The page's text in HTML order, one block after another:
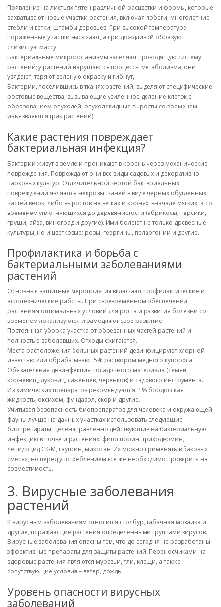
Появление на листьях пятен различной расцветки и формы, которые
захватывают новые участки растения, включая побеги, многолетние
стебли и ветки, штамбы деревьев. При высокой температуре
пораженные участки высыхают, а при дождливой образуют
слизистую массу,
Бактериальные микроорганизмы заселяют проводящую систему
растений; у растений нарушаются процессы метаболизма, они
увядают, теряют зеленую окраску и гибнут,
Бактерии, поселившись в тканях растений, выделяют специфические
ростовые вещества, вызывающие усиленное деление клеток с
образованием опухолей; опухолевидные выросты со временем
изъязвляются (рак растений).
Какие растения повреждает
бактериальная инфекция?
Бактерии живут в земле и проникают в корень через механические
повреждения. Повреждают они все виды садовых и декоративно-
парковых культур. Отличительной чертой бактериальных
повреждений являются некрозы тканей в виде черных обугленных
частей веток, либо выростов на ветках и корнях, вначале мягких, а со
временем уплотняющихся до деревянистости (абрикосы, персики,
груши, айва, виноград и другие). Ими болеют не только древесные
культуры, но и цветковые: розы, георгины, пеларгонии и другие.
Профилактика и борьба с
бактериальными заболеваниями
растений
Основные защитные мероприятия включают профилактические и
агротехнические работы. При своевременном обеспечении
растениям оптимальных условий для роста и развития болезни со
временем локализуются и замедляют свое развитие.
Постоянная уборка участка от обрезанных частей растений и
полностью заболевших. Отходы сжигаются.
Места расположения больных растений дезинфицируют хлорной
известью или обрабатывают 5% раствором медного купороса.
Обязательная дезинфекция посадочного материала (семян,
корневищ, луковиц, саженцев, черенков) и садового инструмента.
Из химических препаратов рекомендуются: 1% бордосская
жидкость, оксихом, фундазол, скор и другие.
Учитывая безопасность биопрепаратов для человека и окружающей
фауны лучше на дачных участках использовать следующие
биопрепараты, целенаправленно действующие на бактериальную
инфекцию в почве и растениях: фитоспорин, триходермин,
лепидоцид СК-М, гаупсин, микосан. Их можно применять в баковых
смесях, но перед употреблением все же необходимо проверить на
совместимость.
3. Вирусные заболевания
растений
К вирусным заболеваниям относится столбур, табачная мозаика и
другие, поражающие растения определенными группами вирусов.
Вирусные заболевания опасны тем, что до сегодня не разработаны
эффективные препараты для защиты растений. Переносчиками на
здоровые растения являются муравьи, тли, клещи, а также
сопутствующие условия – ветер, дождь.
Уровень опасности вирусных
заболеваний